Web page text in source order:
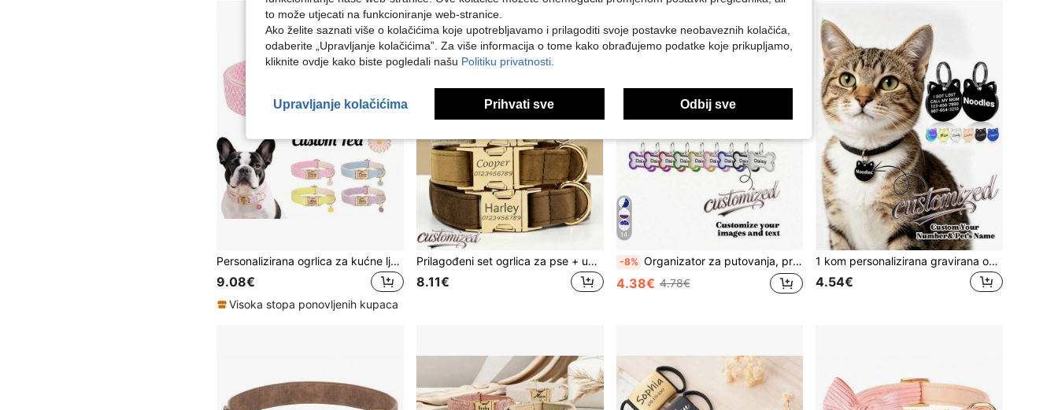
Personalizirana ogrlica za kućne ljubimce s privjeskom u obliku margarite od najlona i graviranom ID pločicom, elegantna i slatka, podesiva ogrlica protiv gubitka, božićni poklon, za obitelj, poklon za Majčin dan, za ljubitelje kućnih ljubimaca, personalizirani poklon
9.08€
Visoka stopa ponovljenih kupaca
Prilagođeni set ogrlica za pse + uzica, personalizirani privjesak s identifikacijskom pločicom za male i srednje pse, odličan poklon ukras za vaše ljubimce, gravirani nehrđajući čelik, moderan, šaren, vintage, slatki, minimalistički, prilagođen, jedinstven, personalizirani ljubimac, godišnjica, rođendan
8.11€
14
-8% Organizator za putovanja, privjesci s imenom i ID-om za mačku, psa i štenca, sa šljokicama, moderan, prilagođen, personalizirani božićni ukras, idealan poklon za njega, nju, obitelj i prijatelje, za jesen/zimu, vacay vibes, zabavni dizajn za ljubitelje kućnih ljubimaca
4.38€ 4.78€
1 kom personalizirana gravirana oznaka za ime kućnog ljubimca, personalizirana identifikacijska oznaka za kućne ljubimce, personalizirana ogrlica za kućne ljubimce, privjesak za kućne ljubimce, slatka oznaka za ime mačke i psa, personalizirani privjesak za identifikacijsku oznaku za mačku i psa, dekorativni gravirani privjesak za ogrlicu od nehrđajućeg čelika za kućne ljubimce. 1 kom prilagodljiva laserski gravirana metalna identifikacijska oznaka za kućne ljubimce za izgubljene i pronađene mačke/pse
4.54€
to može utjecati na funkcioniranje web-stranice.
Ako želite saznati više o kolačićima koje upotrebljavamo i prilagoditi svoje postavke neobaveznih kolačića,
odaberite „Upravljanje kolačićima”. Za više informacija o tome kako obrađujemo podatke koje prikupljamo,
kliknite ovdje kako biste pogledali našu Politiku privatnosti.
Upravljanje kolačićima Prihvati sve Odbij sve